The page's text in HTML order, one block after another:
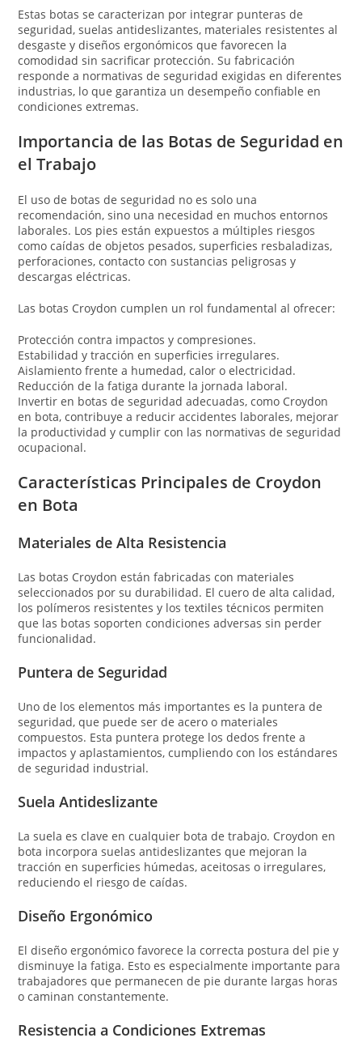
Estas botas se caracterizan por integrar punteras de
seguridad, suelas antideslizantes, materiales resistentes al
desgaste y diseños ergonómicos que favorecen la
comodidad sin sacrificar protección. Su fabricación
responde a normativas de seguridad exigidas en diferentes
industrias, lo que garantiza un desempeño confiable en
condiciones extremas.
Importancia de las Botas de Seguridad en
el Trabajo
El uso de botas de seguridad no es solo una
recomendación, sino una necesidad en muchos entornos
laborales. Los pies están expuestos a múltiples riesgos
como caídas de objetos pesados, superficies resbaladizas,
perforaciones, contacto con sustancias peligrosas y
descargas eléctricas.
Las botas Croydon cumplen un rol fundamental al ofrecer:
Protección contra impactos y compresiones.
Estabilidad y tracción en superficies irregulares.
Aislamiento frente a humedad, calor o electricidad.
Reducción de la fatiga durante la jornada laboral.
Invertir en botas de seguridad adecuadas, como Croydon
en bota, contribuye a reducir accidentes laborales, mejorar
la productividad y cumplir con las normativas de seguridad
ocupacional.
Características Principales de Croydon
en Bota
Materiales de Alta Resistencia
Las botas Croydon están fabricadas con materiales
seleccionados por su durabilidad. El cuero de alta calidad,
los polímeros resistentes y los textiles técnicos permiten
que las botas soporten condiciones adversas sin perder
funcionalidad.
Puntera de Seguridad
Uno de los elementos más importantes es la puntera de
seguridad, que puede ser de acero o materiales
compuestos. Esta puntera protege los dedos frente a
impactos y aplastamientos, cumpliendo con los estándares
de seguridad industrial.
Suela Antideslizante
La suela es clave en cualquier bota de trabajo. Croydon en
bota incorpora suelas antideslizantes que mejoran la
tracción en superficies húmedas, aceitosas o irregulares,
reduciendo el riesgo de caídas.
Diseño Ergonómico
El diseño ergonómico favorece la correcta postura del pie y
disminuye la fatiga. Esto es especialmente importante para
trabajadores que permanecen de pie durante largas horas
o caminan constantemente.
Resistencia a Condiciones Extremas